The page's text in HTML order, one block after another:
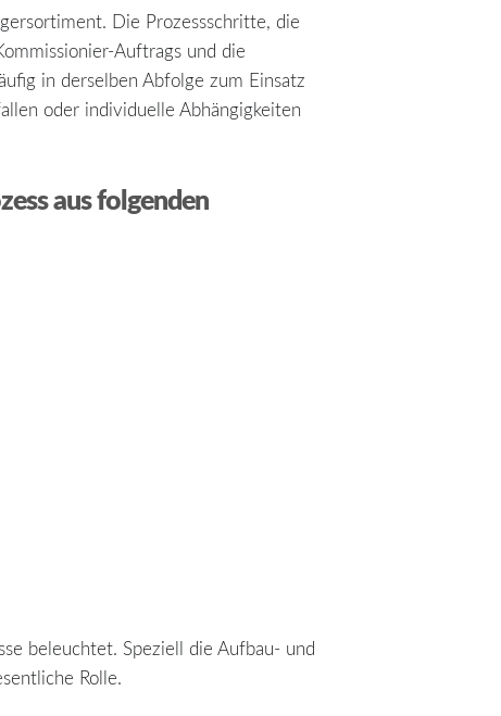
Die Prozessschritte, die
Auftrags und die
in derselben Abfolge zum Einsatz
oder individuelle Abhängigkeiten
aus folgenden
beleuchtet. Speziell die Aufbau- und
Rolle.